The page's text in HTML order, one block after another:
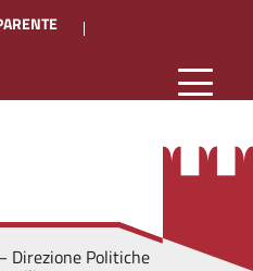
Direzione Politiche